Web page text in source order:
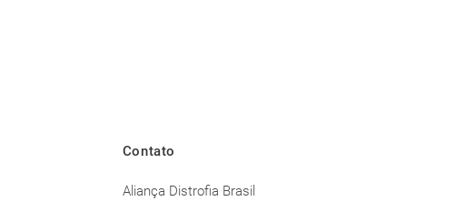
Contato
Aliança Distrofia Brasil